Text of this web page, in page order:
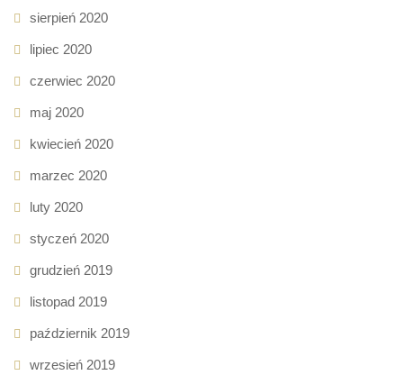
sierpień 2020
lipiec 2020
czerwiec 2020
maj 2020
kwiecień 2020
marzec 2020
luty 2020
styczeń 2020
grudzień 2019
listopad 2019
październik 2019
wrzesień 2019